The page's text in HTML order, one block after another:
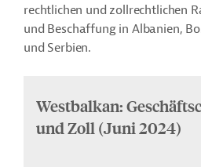
rechtlichen und zollrechtlichen
und Beschaffung in Albanien,
und Serbien.
Westbalkan:
und Zoll (Juni 2024)